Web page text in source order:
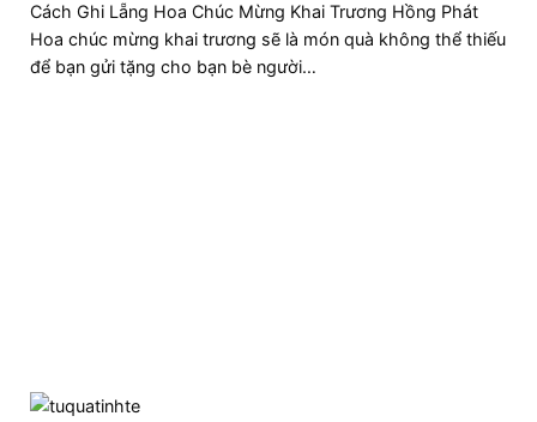
Cách Ghi Lẵng Hoa Chúc Mừng Khai Trương Hồng Phát
Hoa chúc mừng khai trương sẽ là món quà không thể thiếu
để bạn gửi tặng cho bạn bè người…